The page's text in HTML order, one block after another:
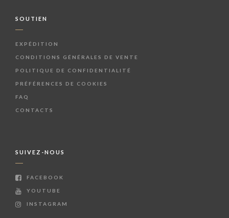
SOUTIEN
EXPÉDITION
CONDITIONS GÉNÉRALES DE VENTE
POLITIQUE DE CONFIDENTIALITÉ
PRÉFÉRENCES DE COOKIES
FAQ
CONTACTS
SUIVEZ-NOUS
FACEBOOK
YOUTUBE
INSTAGRAM